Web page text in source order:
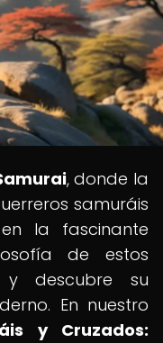
, donde la
samuráis
la fascinante
de estos
y descubre su
En nuestro
y Cruzados: